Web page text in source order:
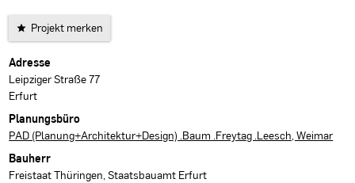
Projekt merken
Projektdaten
Adresse
Leipziger Straße 77
Erfurt
Planungsbüro
PAD (Planung+Architektur+Design) .Baum .Freytag .Leesch, Weimar
Bauherr
Freistaat Thüringen, Staatsbauamt Erfurt